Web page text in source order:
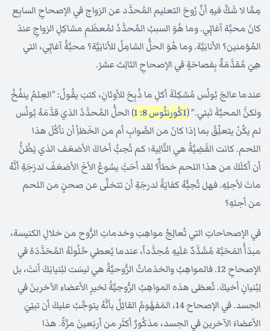
مِمَّا لا شَكَّ فيهِ أنَّ رُوحَ التعليم المُحدَّد عن الزواج في الإصحاحِ السابِع
كانَ محبَّة آغابِّي. وما هُوَ السببُ المُحدَّدُ لمُعظَمِ مشاكِلِ الزواجِ عندَ
المُؤمنين؟ الأنانِيَّة. وما هُوَ الحلُّ الشامِلُ للأنانِيَّة؟ محبَّةُ آغابِّي، التي
هِيَ مُقدَّمَةٌ بِفصاحَةٍ في الإصحاحِ الثالِث عشرَ.
عندما عالجَ بُولُس مُشكِلَةَ أكلِ ما ذُبِحَ للأوثانِ، كتبَ يقُولُ: "العِلمُ ينفُخُ
ولكنَّ المحبَّةَ تَبني." (1كُورنثُوس 8: 1
) الحلُّ المُحدَّدُ الذي قدَّمَهُ بُولُس
لم يكُنْ يتعلِّقُ بما إذا كانَ من الصَّوابِ أم من الخَطَأِ أن نأكُلَ هذا
اللحم. كانت القَضِيَّةُ هي التَّالِية؛ كم تُحِبُّ أخاكَ الأضعَف الذي يَظُنُّ
أن أكلَكَ من هذا اللحم خطأٌ؟ لقد أحَبَّ يسُوعُ الأخَ الأضعَفَ لدرَجَةِ أنَّهُ
ماتَ لأجلِهِ. فهل تُحِبُّهُ كفايَةً لدرجَةِ أن تتخلَّى عن صحنٍ من اللحم
من أجلهِ؟
في الإصحاحاتِ التي تُعالِجُ مواهِبَ وخدماتِ الرُّوح من خلالِ الكنيسة،
مبدَأُ المَحَبَّة مُشَدَّدٌ عَلَيهِ مُجدَّداً، عندما يُعطي حُلُولَهُ المُحَدَّدَة في
الإصحاحِ 12. فالمواهِبُ والخدَماتُ الرُّوحيَّةُ هي ليسَت لبُنيانِكَ أنتَ، بل
لِبُنيانِ أخيكَ. تُعطَى هذه المواهِبُ الرُّوحِيَّةُ لخيرِ الأعضاءِ الآخرينَ في
الجسد. في الإصحاح 14، المَفهُومُ القائِلُ بأنَّهُ يتوجَّبُ عليكَ أن تبنِيَ
الأعضاءَ الآخرين في الجسد، مذكُورٌ أكثَر من أربَعينَ مرَّةً. هذا